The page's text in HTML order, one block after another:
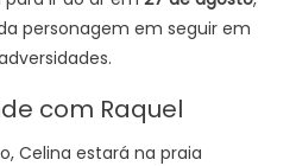
personagem em seguir em
com Raquel
Celina estará na praia